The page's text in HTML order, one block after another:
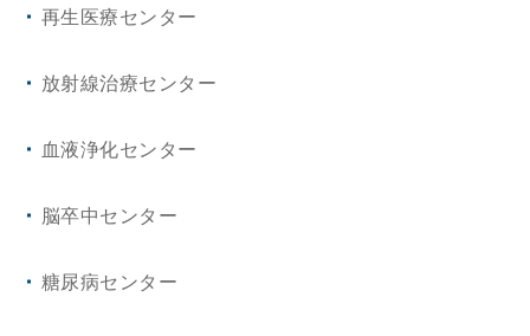
再生医療センター
放射線治療センター
血液浄化センター
脳卒中センター
糖尿病センター